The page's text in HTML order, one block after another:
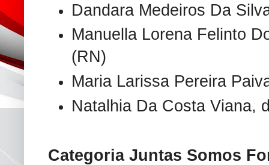
Dandara Medeiros Da
Manuella Lorena Felinto
(RN)
Maria Larissa Pereira
Natalhia Da Costa Viana,
Categoria Juntas Somos